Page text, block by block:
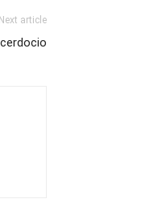
Next article